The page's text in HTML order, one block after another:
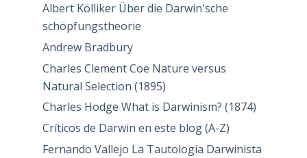
Albert Kölliker Über die Darwin'sche
schöpfungstheorie
Andrew Bradbury
Charles Clement Coe Nature versus
Natural Selection (1895)
Charles Hodge What is Darwinism? (1874)
Críticos de Darwin en este blog (A-Z)
Fernando Vallejo La Tautología Darwinista